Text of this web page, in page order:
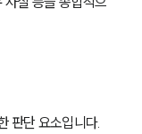
판단 요소입니다.